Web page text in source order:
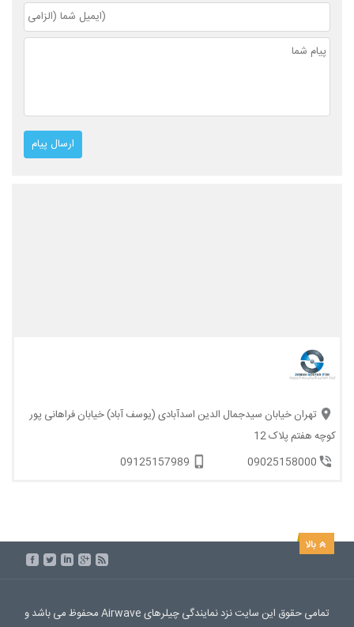
تهران خیابان سیدجمال الدین اسدآبادی (یوسف آباد) خیابان فراهانی پور
کوچه هفتم پلاک 12
09025158000
09125157989
تمامی حقوق این سایت نزد نمایندگی چیلرهای Airwave محفوظ می باشد و